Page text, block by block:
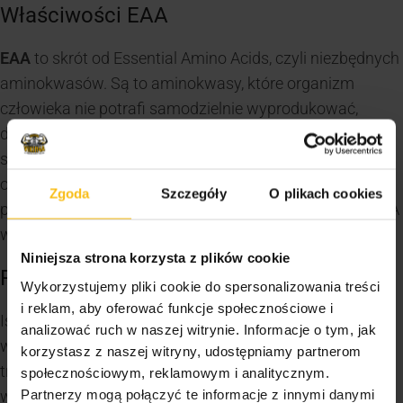
Zgoda Szczegóły O plikach cookies
Niniejsza strona korzysta z plików cookie
Wykorzystujemy pliki cookie do spersonalizowania treści
i reklam, aby oferować funkcje społecznościowe i
analizować ruch w naszej witrynie. Informacje o tym, jak
korzystasz z naszej witryny, udostępniamy partnerom
społecznościowym, reklamowym i analitycznym.
Partnerzy mogą połączyć te informacje z innymi danymi
Właściwości EAA
EAAto skrót od Essential Amino Acids, czyli niezbędnych
aminokwasów. Są to aminokwasy, które organizm
człowieka nie potrafi samodzielnie wyprodukować,
dlatego muszą być dostarczane z pożywieniem lub
suplementami. EAA pełnią wiele ważnych funkcji w
organizmie, takich jak budowanie i regeneracja mięśni,
produkcja hormonów czy enzymów trawie-niowych. EAA
wpływają również na układ odpornościowy i nerwowy.
Rodzaje bądź odmiany EAA
Istnieją dziewięć rodzajów EAA: leucyna, izoleucyna,
walina, lizyna, metionina, fenyloalanina, treonina,
tryptofan i histydyna. Każdy z tych aminokwasów pełni
w organizmie inną funkcję i ma swoje specyficzne